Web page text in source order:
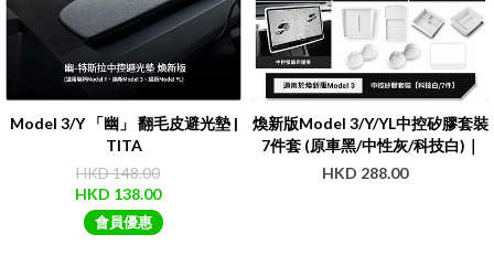
Model 3/Y 「幽」 翻毛皮避光墊 |
TITA
HKD 148.00
HKD 138.00
會員優惠
煥新版Model 3/Y/YL中控矽膠套裝
7件套 (原車黑/中性灰/科技白)｜
Teslun
HKD 288.00